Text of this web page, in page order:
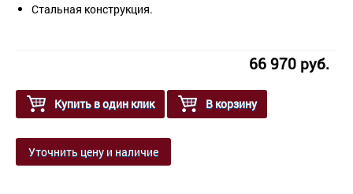
Стальная конструкция.
66 970 руб.
Купить в один клик В корзину
Уточнить цену и наличие